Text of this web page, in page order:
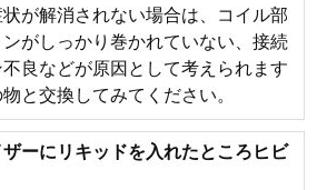
が解消されない場合は、コイル部
がしっかり巻かれていない、接続
良などが原因として考えられます
と交換してみてください。
ーにリキッドを入れたところヒビ